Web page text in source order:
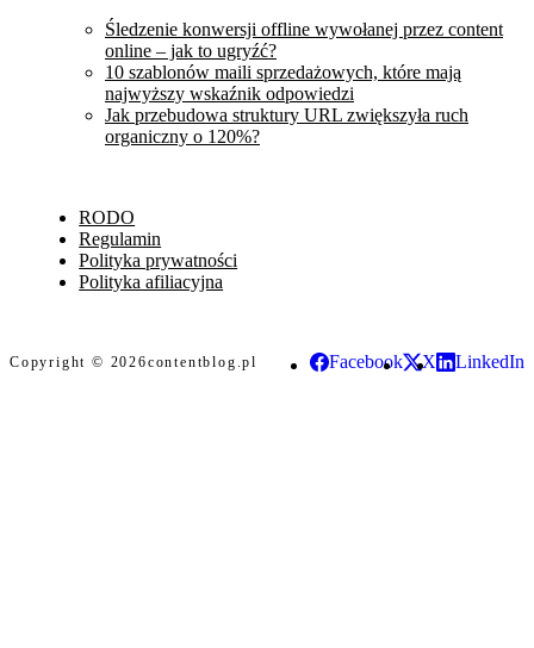
Śledzenie konwersji offline wywołanej przez content
online – jak to ugryźć?
10 szablonów maili sprzedażowych, które mają
najwyższy wskaźnik odpowiedzi
Jak przebudowa struktury URL zwiększyła ruch
organiczny o 120%?
RODO
Regulamin
Polityka prywatności
Polityka afiliacyjna
Copyright © 2026contentblog.pl Facebook X LinkedIn